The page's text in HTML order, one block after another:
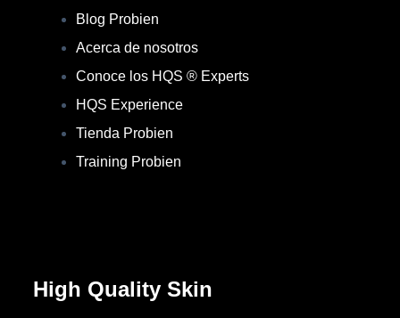
Blog Probien
Acerca de nosotros
Conoce los HQS ® Experts
HQS Experience
Tienda Probien
Training Probien
High Quality Skin